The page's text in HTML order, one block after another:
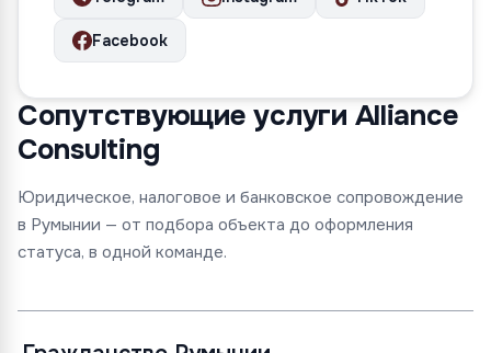
Facebook
Сопутствующие услуги Alliance
Consulting
Юридическое, налоговое и банковское сопровождение
в Румынии — от подбора объекта до оформления
статуса, в одной команде.